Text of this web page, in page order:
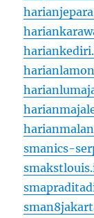
smanics-